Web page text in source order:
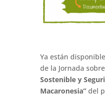
Ya están
de la Jornada sobre
Sostenible y
Macaronesia”del